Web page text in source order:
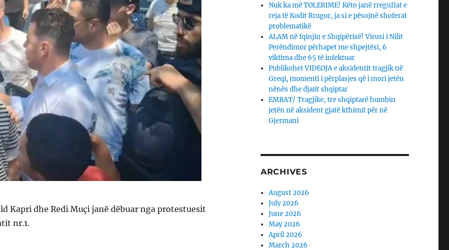
Kapri dhe Redi Muçi janë dëbuar nga protestuesit
nr.1.
Nuk ka më TOLERIME! Këto janë rreguIIat e
reja të Kodit Rrugor, ja si e pësojnë shoferat
problematikë
ALAM në fqinjin e Shqipërisë! Virusi i Nilit
Perëndimor përhapet me shpejtësi, 6
viktìma dhe 65 të infektuar
Publikohet VIDEOJA e aksidentit tragjik në
Greqi, momenti i përplasjes që i mori jetën
nënës dhe djaΙit shqiptar
EMRAT/ Tragjike, tre shqiptarë humbin
jetën në aksident gjatë kthimit për në
Gjermani
ARCHIVES
August 2026
July 2026
June 2026
May 2026
April 2026
March 2026